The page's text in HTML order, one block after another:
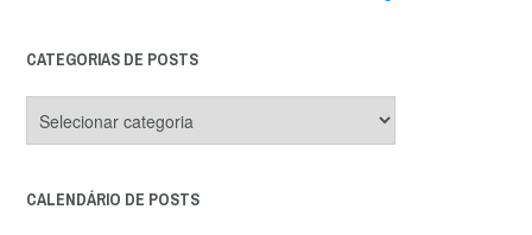
CATEGORIAS DE POSTS
de
CALENDÁRIO DE POSTS